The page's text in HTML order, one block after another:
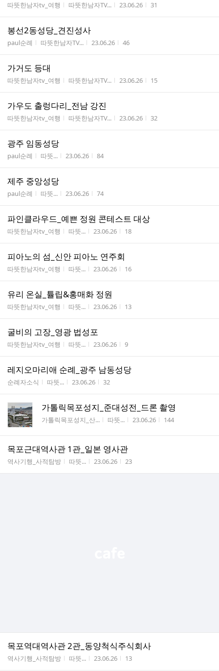
게시판명
따뜻한남자tv_여행 작성자
따뜻한남자TV... 작성시간
23.06.26 조회수
31
봉선2동성당_견진성사
게시판명
paul순례 작성자
따뜻한남자TV... 작성시간
23.06.26 조회수
46
가거도 등대
게시판명
따뜻한남자tv_여행 작성자
따뜻한남자TV... 작성시간
23.06.26 조회수
15
가우도 출렁다리_전남 강진
게시판명
따뜻한남자tv_여행 작성자
따뜻한남자TV... 작성시간
23.06.26 조회수
32
광주 임동성당
게시판명
paul순례 작성자
따뜻... 작성시간
23.06.26 조회수
84
제주 중앙성당
게시판명
paul순례 작성자
따뜻... 작성시간
23.06.26 조회수
74
파인클라우드_예쁜 정원 콘테스트 대상
게시판명
따뜻한남자tv_여행 작성자
따뜻... 작성시간
23.06.26 조회수
18
피아노의 섬_신안 피아노 연주회
게시판명
따뜻한남자tv_여행 작성자
따뜻... 작성시간
23.06.26 조회수
16
유리 온실_튤립&홍매화 정원
게시판명
따뜻한남자tv_여행 작성자
따뜻... 작성시간
23.06.26 조회수
13
굴비의 고장_영광 법성포
게시판명
따뜻한남자tv_여행 작성자
따뜻... 작성시간
23.06.26 조회수
9
레지오마리애 순례_광주 남동성당
게시판명
순례자소식 작성자
따뜻... 작성시간
23.06.26 조회수
32
가톨릭목포성지_준대성전_드론 촬영
게시판명
가톨릭목포성지_산... 작성자
따뜻... 작성시간
23.06.26 조회수
144
목포근대역사관 1관_일본 영사관
게시판명
역사기행_사적탐방 작성자
따뜻... 작성시간
23.06.26 조회수
23
목포역대역사관 2관_동양척식주식회사
게시판명
역사기행_사적탐방 작성자
따뜻... 작성시간
23.06.26 조회수
13